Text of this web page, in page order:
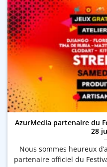
AzurMedia partenaire du
28
Nous sommes heureux
partenaire officiel du